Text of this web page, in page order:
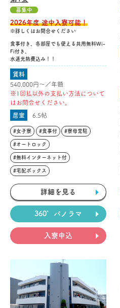
募集中
2026年度 途中入寮可能！
※詳しくはお問合せください
食事付き、各部屋でも使える共用無料Wi-
Fi付き、
水道光熱費込み！！
賃料
540,000円〜／年額
※1回払以外の支払い方法について
はお問合せください。
居室 6.5帖
#女子寮 #食事付 #寮母常駐
#オートロック
#無料インターネット付
#宅配ボックス
詳細を見る
360°パノラマ
入寮申込